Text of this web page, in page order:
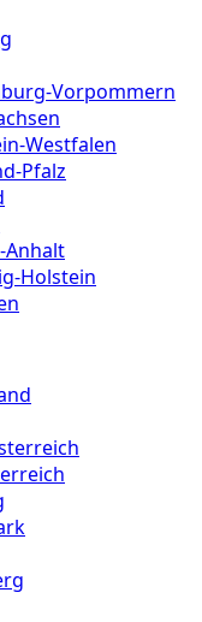
Vorpommern
Westfalen
Pfalz
Anhalt
Holstein